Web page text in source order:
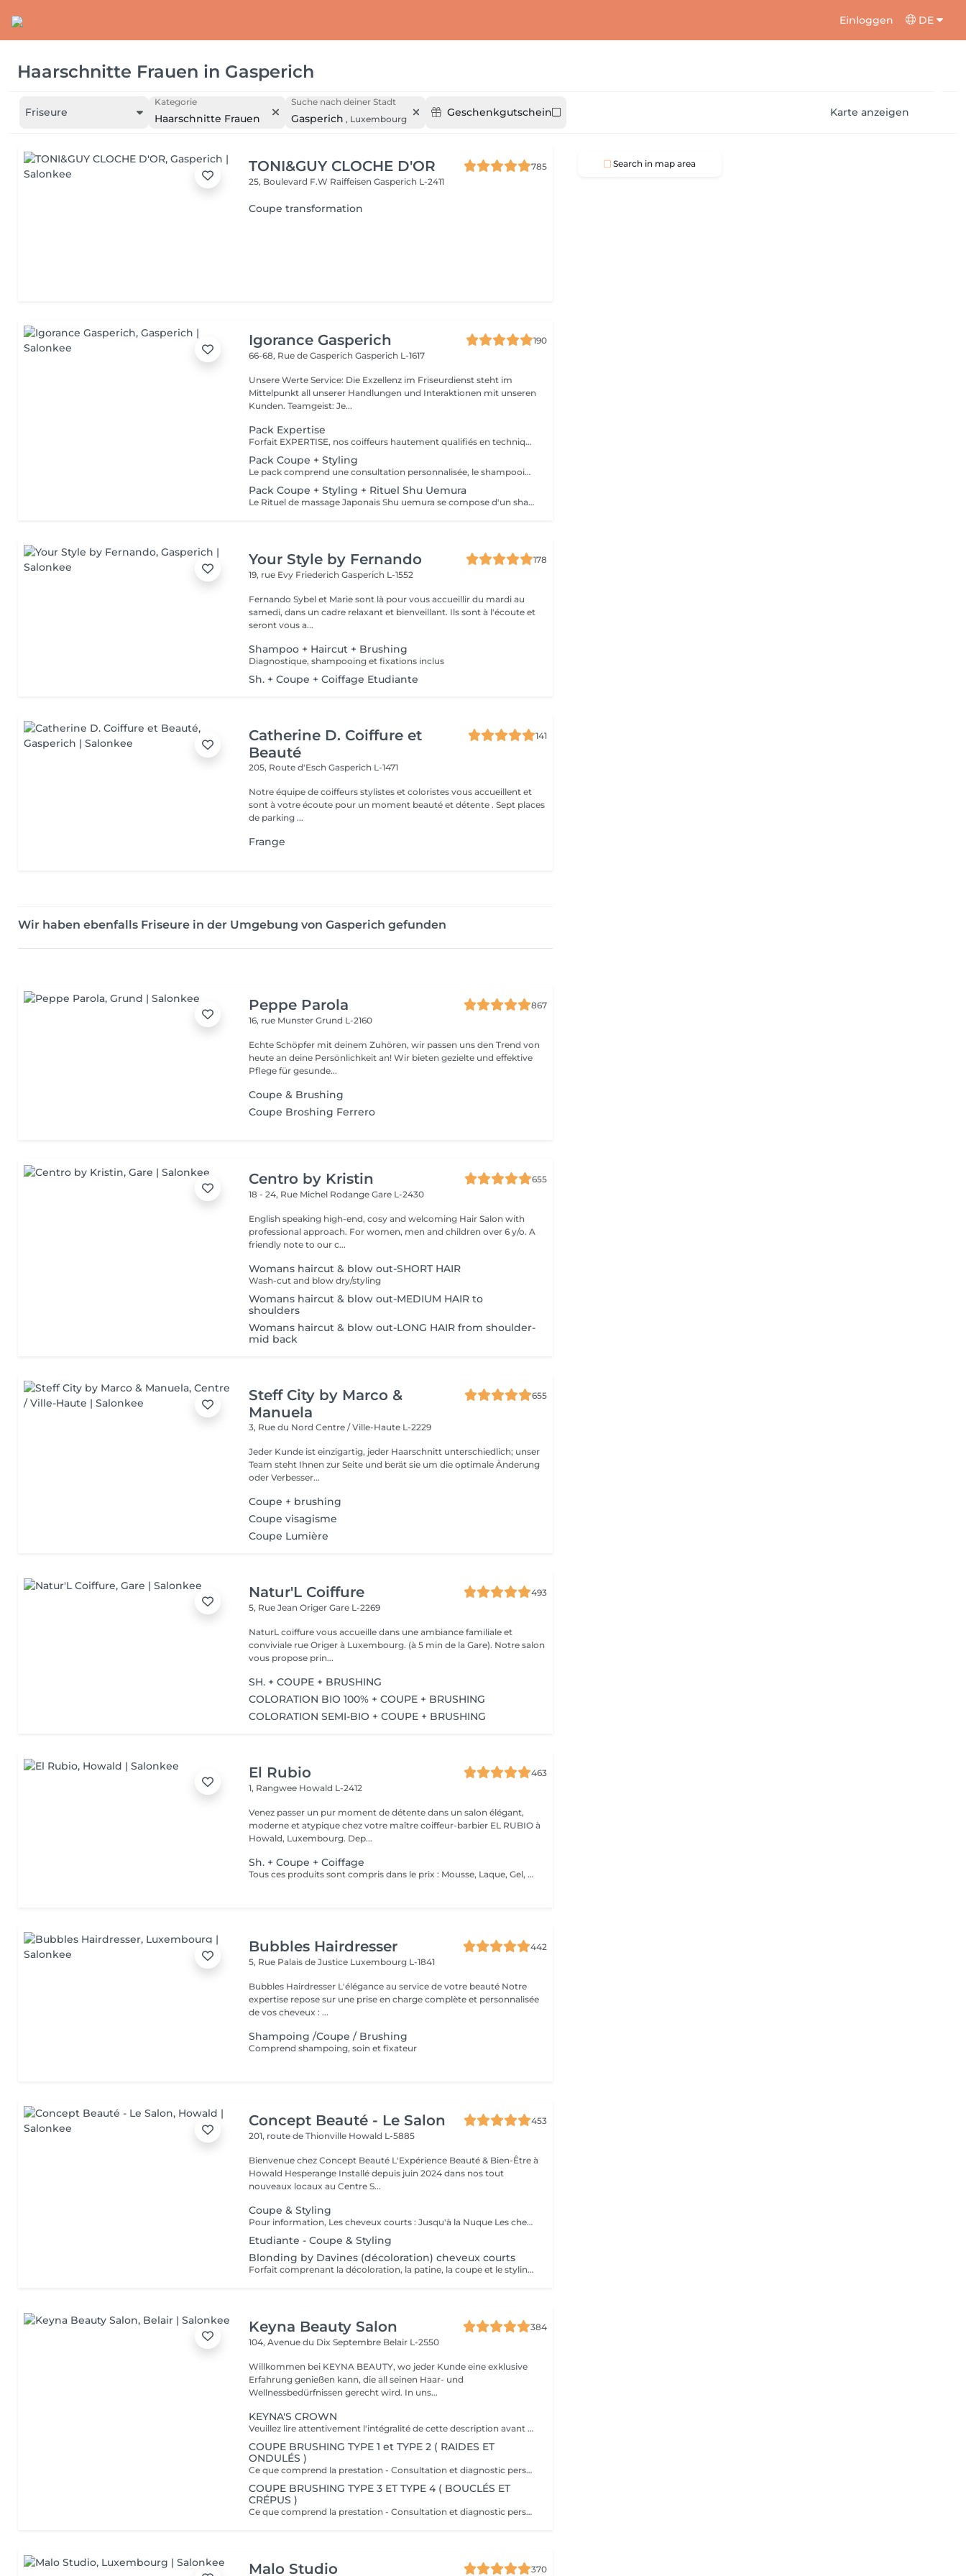
Einloggen DE
Haarschnitte Frauen in Gasperich
Friseure
Kategorie
Haarschnitte Frauen
Suche nach deiner Stadt
Gasperich , Luxembourg
Geschenkgutschein Karte anzeigen
TONI&GUY CLOCHE D'OR
785
25, Boulevard F.W RaiffeisenGasperich L-2411
Coupe transformation
Igorance Gasperich
190
66-68, Rue de GasperichGasperich L-1617
Unsere Werte Service: Die Exzellenz im Friseurdienst steht im
Mittelpunkt all unserer Handlungen und Interaktionen mit unseren
Kunden. Teamgeist: Je...
Pack Expertise
Forfait EXPERTISE, nos coiffeurs hautement qualifiés en technique anglo-saxonne, en formation continu et diplômés d’une académie anglaise à Paris. Vous offre une séance d’une heure avec votre coach en suivi beauté. Ce pack inclus : 1 h de prestation Un diagnostique personnalisé Shampoing spécifique Haircare Conditioner spécifique Produit de coiffage Coupe Styling Produit de finition
Pack Coupe + Styling
Le pack comprend une consultation personnalisée, le shampooing et le conditionneur spécifiques REDKEN , la coupe IGORANCE (finitions sur cheveux secs) , le séchage et les produits de styling REDKEN * Tarifs à titre indicatifs à confirmer après la consultation personnalisée établit auprès de votre coiffeur/stylist/spécialiste * La direction se réserve le droit d’apporter des modifications pour le bon fonctionnement du salon
Pack Coupe + Styling + Rituel Shu Uemura
Le Rituel de massage Japonais Shu uemura se compose d'un shampooing et d'un soin d'une durée de 30 minutes pour une relaxation une une réparation intense du cheveu et ensuite le pack coupe styling
Your Style by Fernando
178
19, rue Evy FriederichGasperich L-1552
Fernando Sybel et Marie sont là pour vous accueillir du mardi au
samedi, dans un cadre relaxant et bienveillant. Ils sont à l'écoute et
seront vous a...
Shampoo + Haircut + Brushing
Diagnostique, shampooing et fixations inclus
Sh. + Coupe + Coiffage Etudiante
Catherine D. Coiffure et
Beauté
141
205, Route d'EschGasperich L-1471
Notre équipe de coiffeurs stylistes et coloristes vous accueillent et
sont à votre écoute pour un moment beauté et détente . Sept places
de parking ...
Frange
Wir haben ebenfalls Friseure in der Umgebung von Gasperich gefunden
Peppe Parola
867
16, rue MunsterGrund L-2160
Echte Schöpfer mit deinem Zuhören, wir passen uns den Trend von
heute an deine Persönlichkeit an! Wir bieten gezielte und effektive
Pflege für gesunde...
Coupe & Brushing
Coupe Broshing Ferrero
Centro by Kristin
655
18 - 24, Rue Michel RodangeGare L-2430
English speaking high-end, cosy and welcoming Hair Salon with
professional approach. For women, men and children over 6 y/o. A
friendly note to our c...
Womans haircut & blow out-SHORT HAIR
Wash-cut and blow dry/styling
Womans haircut & blow out-MEDIUM HAIR to
shoulders
Womans haircut & blow out-LONG HAIR from shoulder-
mid back
Steff City by Marco &
Manuela
655
3, Rue du NordCentre / Ville-Haute L-2229
Jeder Kunde ist einzigartig, jeder Haarschnitt unterschiedlich; unser
Team steht Ihnen zur Seite und berät sie um die optimale Änderung
oder Verbesser...
Coupe + brushing
Coupe visagisme
Coupe Lumière
Natur'L Coiffure
493
5, Rue Jean OrigerGare L-2269
NaturL coiffure vous accueille dans une ambiance familiale et
conviviale rue Origer à Luxembourg. (à 5 min de la Gare). Notre salon
vous propose prin...
SH. + COUPE + BRUSHING
COLORATION BIO 100% + COUPE + BRUSHING
COLORATION SEMI-BIO + COUPE + BRUSHING
El Rubio
463
1, Rangwee Howald L-2412
Venez passer un pur moment de détente dans un salon élégant,
moderne et atypique chez votre maître coiffeur-barbier EL RUBIO à
Howald, Luxembourg. Dep...
Sh. + Coupe + Coiffage
Tous ces produits sont compris dans le prix : Mousse, Laque, Gel, Soin démêlant, Shampoing spécifique. Tous les produits que nous utilisons sont des produits de qualité professionnelle.
Bubbles Hairdresser
442
5, Rue Palais de Justice Luxembourg L-1841
Bubbles Hairdresser L'élégance au service de votre beauté Notre
expertise repose sur une prise en charge complète et personnalisée
de vos cheveux : ...
Shampoing /Coupe / Brushing
Comprend shampoing, soin et fixateur
Concept Beauté - Le Salon
453
201, route de Thionville Howald L-5885
Bienvenue chez Concept Beauté L'Expérience Beauté & Bien-Être à
Howald Hesperange Installé depuis juin 2024 dans nos tout
nouveaux locaux au Centre S...
Coupe & Styling
Pour information, Les cheveux courts : Jusqu'à la Nuque Les cheveux mi-longs : Jusqu'à l'épaule Les cheveux longs : En dessous de l'épaule Un supplément sera demandé pour les cheveux très longs, (jusqu'au milieu du dos)
Etudiante - Coupe & Styling
Blonding by Davines (décoloration) cheveux courts
Forfait comprenant la décoloration, la patine, la coupe et le styling. Un diagnostic personnalisé sera réalisé lors de la prestation.
Keyna Beauty Salon
384
104, Avenue du Dix Septembre Belair L-2550
Willkommen bei KEYNA BEAUTY, wo jeder Kunde eine exklusive
Erfahrung genießen kann, die all seinen Haar- und
Wellnessbedürfnissen gerecht wird. In uns...
KEYNA'S CROWN
Veuillez lire attentivement l'intégralité de cette description avant de prendre votre rendez-vous. En procédant à une réservation, vous acceptez l'intégralité de ces conditions. Aucune réclamation ne sera recevable en cas de non-respect des conditions. Important: les cheveux doivent être propres à 100 %, complètement secs et dépourvus de tout produit. Ils doivent être détachés, non tressés, sans attache, chignon ou noeuds. Yasmine, notre experte boucles, débute toujours par une coupe à sec adaptée à l'état de vos cheveux afin de mettre en valeur chaque boucle avec précision. Cette coupe vise à raviver votre style et à apporter du dynamisme à votre chevelure, tout en offrant une coiffure facile à entretenir les jours où vous préférez un styling minimal. Au fur et à mesure que vos cheveux sèchent, vos boucles se reposent naturellement et scintillent. Ce que comprend la prestation - Consultation et diagnostic personnalisés des cheveux et de leur type - Bain nourrissant et revitalisant - Masque nourrissant et hydratant - Soin sans rinçage - Soin de fixation des boucles (définition des boucles) Séchage et mise en forme: - Séchage avec diffuseur - Mise en forme des cheveux - Vérification de la coupe sur cheveux secs - Conseils pratiques pour maîtriser le coiffage à domicile - Recommandations personnalisées sur les produits adaptés à votre type de cheveux Toute arrivée retardée de 15-30 minutes ou plus entraînera l'annulation automatique du rendez-vous.
COUPE BRUSHING TYPE 1 et TYPE 2 ( RAIDES ET
ONDULÉS )
Ce que comprend la prestation - Consultation et diagnostic personnalisés des cheveux - Shampooing adapté aux besoin du Cheveu - Masque nourrissant et hydratant - Protection chaleur - Coupe - Brushing et mis en forme - Fixateur ou serum Toute arrivée retardée de 15-30 minutes ou plus entraînera l'annulation automatique du rendez-vous.
COUPE BRUSHING TYPE 3 ET TYPE 4 ( BOUCLÉS ET
CRÉPUS )
Ce que comprend la prestation - Consultation et diagnostic personnalisés des cheveux - Shampooing adapté aux besoin du Cheveu - Masque nourrissant et hydratant - Protection chaleur - Coupe - Brushing et mis en forme - Fixateur ou serum Toute arrivée retardée de 15-30 minutes ou plus entraînera l'annulation automatique du rendez-vous.
Malo Studio 370
Search in map area